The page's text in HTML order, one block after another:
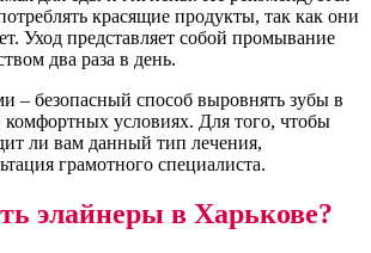
красящие продукты, так как они
Уход представляет собой промывание
два раза в день.
– безопасный способ выровнять зубы в
комфортных условиях. Для того, чтобы
ли вам данный тип лечения,
грамотного специалиста.
элайнеры в Харькове?